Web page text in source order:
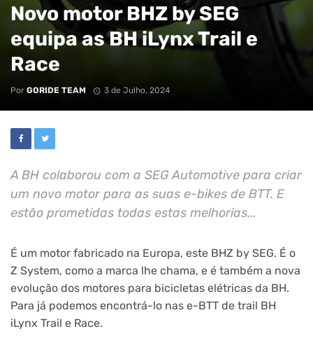
Novo motor BHZ by SEG
equipa as BH iLynx Trail e
Race
Por GORIDE TEAM 3 de Julho, 2024
A BH colaborou com a SEG Automotive para criar
um novo motor para as suas e-bikes de BTT. E
estão prometidas todas estas melhorias...
É um motor fabricado na Europa, este BHZ by SEG. É o
Z System, como a marca lhe chama, e é também a nova
evolução dos motores para bicicletas elétricas da BH.
Para já podemos encontrá-lo nas e-BTT de trail BH
iLynx Trail e Race.